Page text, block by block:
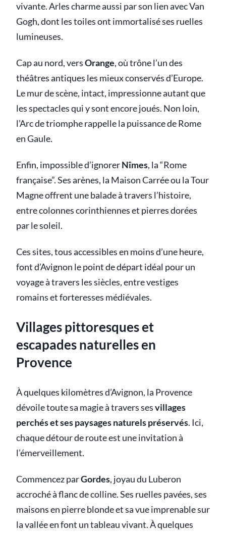
vivante. Arles charme aussi par son lien avec Van
Gogh, dont les toiles ont immortalisé ses ruelles
lumineuses.
Cap au nord, versOrange, où trône l’un des
théâtres antiques les mieux conservés d’Europe.
Le mur de scène, intact, impressionne autant que
les spectacles qui y sont encore joués. Non loin,
l’Arc de triomphe rappelle la puissance de Rome
en Gaule.
Enfin, impossible d’ignorerNîmes, la “Rome
française”. Ses arènes, la Maison Carrée ou la Tour
Magne offrent une balade à travers l’histoire,
entre colonnes corinthiennes et pierres dorées
par le soleil.
Ces sites, tous accessibles en moins d’une heure,
font d’Avignon le point de départ idéal pour un
voyage à travers les siècles, entre vestiges
romains et forteresses médiévales.
Villages pittoresques et
escapades naturelles en
Provence
À quelques kilomètres d’Avignon, la Provence
dévoile toute sa magie à travers sesvillages
perchés et ses paysages naturels préservés. Ici,
chaque détour de route est une invitation à
l’émerveillement.
Commencez parGordes, joyau du Luberon
accroché à flanc de colline. Ses ruelles pavées, ses
maisons en pierre blonde et sa vue imprenable sur
la vallée en font un tableau vivant. À quelques